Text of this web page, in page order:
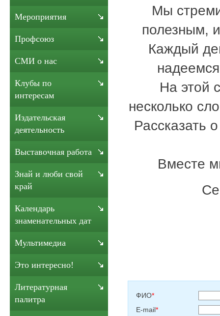
Мы
полезным,
Каждый
На этой
несколько
Рассказать
Вместе
ФИО*
E-mail*
Мероприятия
Профсоюз
СМИ о нас
Клубы по
интересам
Издательская
деятельность
Выставочная работа
Знай и люби свой
край
Календарь
знаменательных дат
Мультимедиа
Это интересно!
Литературная
палитра